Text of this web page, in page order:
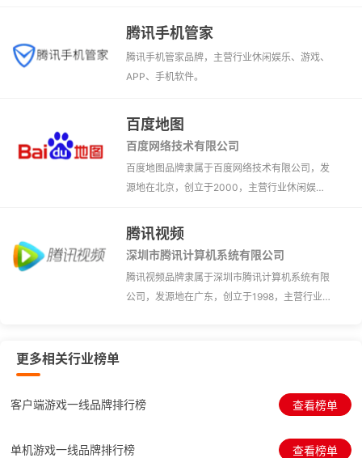
商务、游戏、生活服务、APP、O2O、手机软
机票预订、旅游网站、网约车、汽车租赁店。
腾讯手机管家
腾讯手机管家品牌，主营行业休闲娱乐、游戏、
APP、手机软件。
百度地图
百度网络技术有限公司
百度地图品牌隶属于百度网络技术有限公司，发
源地在北京，创立于2000，主营行业休闲娱
腾讯视频
深圳市腾讯计算机系统有限公司
腾讯视频品牌隶属于深圳市腾讯计算机系统有限
公司，发源地在广东，创立于1998，主营行业休
更多相关行业榜单
客户端游戏一线品牌排行榜 查看榜单
单机游戏一线品牌排行榜 查看榜单